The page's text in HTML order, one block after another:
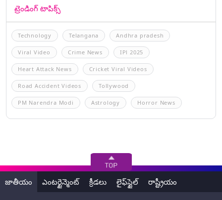
ట్రెండింగ్ టాపిక్స్
Technology Telangana Andhra pradesh
Viral Video Crime News IPl 2025
Heart Attack News Cricket Viral Videos
Road Accident Videos Tollywood
PM Narendra Modi Astrology Horror News
జాతీయం ఎంటర్టైన్మెంట్ క్రీడలు లైఫ్‌స్టైల్ రాష్ట్రీయం